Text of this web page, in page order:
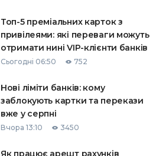
Топ-5 преміальних карток з
привілеями: які переваги можуть
отримати нині VIP-клієнти банків
Сьогодні 06:50 752
Нові ліміти банків: кому
заблокують картки та перекази
вже у серпні
Вчора 13:10 3450
Як працює арешт рахунків